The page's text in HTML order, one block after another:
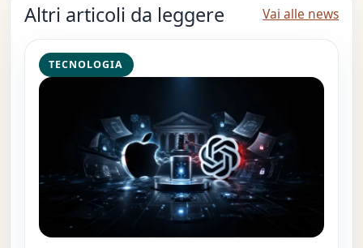
Altri articoli da leggere Vai alle news
TECNOLOGIA